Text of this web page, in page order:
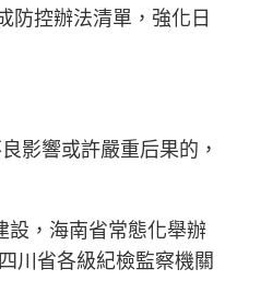
防控辦法清單，強化日
影響或許嚴重后果的，
設，海南省常態化舉辦
川省各級紀檢監察機關